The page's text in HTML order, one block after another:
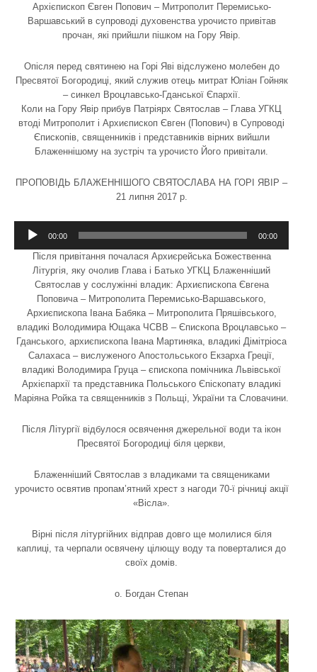
Архієпископ Євген Попович – Митрополит Перемисько-
Варшавський в супроводі духовенства урочисто привітав
прочан, які прийшли пішком на Гору Явір.
Опісля перед святинею на Горі Яві відслужено молебен до
Пресвятої Богородиці, який служив отець митрат Юліан Гойняк
– синкел Вроцлавсько-Гданської Єпархії.
Коли на Гору Явір прибув Патріярх Святослав – Глава УГКЦ
втоді Митрополит і Архиєпископ Євген (Попович) в Супроводі
Єпископів, священників і представників вірних вийшли
Блаженнішому на зустріч та урочисто Його привітали.
ПРОПОВІДЬ БЛАЖЕННІШОГО СВЯТОСЛАВА НА ГОРІ ЯВІР –
21 липня 2017 р.
plików
00:00 00:00
Після привітання почалася Архиєрейська Божественна
Літургія, яку очолив Глава і Батько УГКЦ Блаженніший
Святослав у сослужінні владик: Архиєпископа Євгена
Поповича – Митрополита Перемисько-Варшавського,
Архиєпископа Івана Бабяка – Митрополита Пряшівського,
владикі Володимира Ющака ЧСВВ – Єпископа Вроцлавсько –
Гданського, архиєпископа Івана Мартиняка, владикі Дімітріоса
Салахаса – вислуженого Апостольського Екзарха Греції,
владикі Володимира Груца – єпископа помічника Львівської
Архієпархії та представника Польського Єпіскопату владикі
Маріяна Ройка та священників з Польщі, України та Словачини.
Після Літургії відбулося освячення джерельної води та ікон
Пресвятої Богородиці біля церкви,
Блаженніший Святослав з владиками та священиками
урочисто освятив пропам’ятний хрест з нагоди 70-ї річниці акції
«Вісла».
Вірні після літургійних відправ довго ще молилися біля
каплиці, та черпали освячену цілющу воду та поверталися до
своїх домів.
о. Богдан Степан